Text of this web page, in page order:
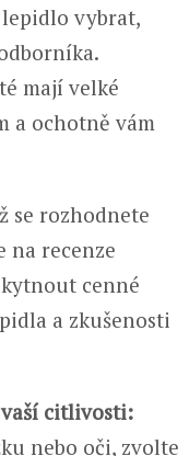
vybrat,
mají velké
a ochotně vám
se rozhodnete
na recenze
cenné
a zkušenosti
vaší citlivosti:
nebo oči, zvolte